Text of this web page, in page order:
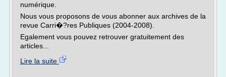
numérique.
Nous vous proposons de vous abonner aux archives de la
revue Carri�?res Publiques (2004-2008).
Egalement vous pouvez retrouver gratuitement des
articles...
Lire la suite